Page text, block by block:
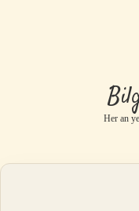
Her an